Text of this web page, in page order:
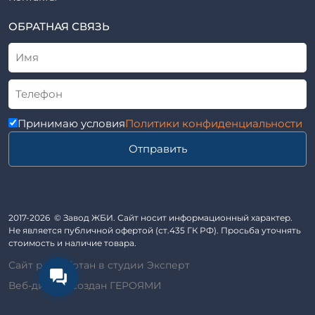
Трубы асбоцементные
Приставки железобетонные (пасынки) Серия 3.407-57 и
ГОСТ 14295-75
Лестничные марши
Автопавильоны
Анкера железобетонные
Балки железобетонные
Блоки железобетонные
Кабины санитарно-технические
Козырьки входов для общественных зданий
Колонны железобетонные
ВСН
ТУ
Альбом
ОБРАТНАЯ СВЯЗЬ
Принимаю условияПолитики конфиденциальности
Отправить
2017-2026 © Завод ЖБИ. Сайт носит информационный характер.
Не является публичной офертой (ст.435 ГК РФ). Просьба уточнять
стоимость и наличие товара.
Сайт разработан в студии Эксперт
Веб-дизайн создан ГЕРОЯМИ